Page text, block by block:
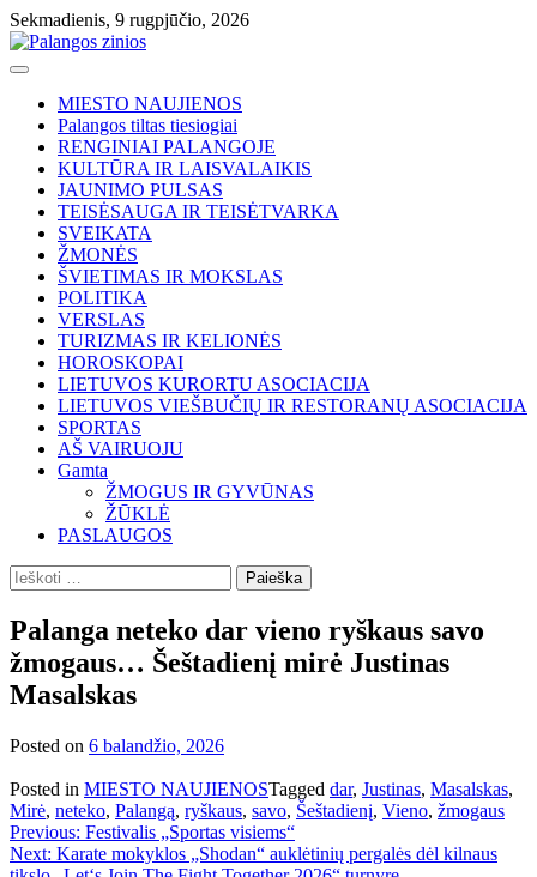
Skip
to
content
Sekmadienis, 9 rugpjūčio, 2026
MIESTO NAUJIENOS
Palangos tiltas tiesiogiai
RENGINIAI PALANGOJE
KULTŪRA IR LAISVALAIKIS
JAUNIMO PULSAS
TEISĖSAUGA IR TEISĖTVARKA
SVEIKATA
ŽMONĖS
ŠVIETIMAS IR MOKSLAS
POLITIKA
VERSLAS
TURIZMAS IR KELIONĖS
HOROSKOPAI
LIETUVOS KURORTU ASOCIACIJA
LIETUVOS VIEŠBUČIŲ IR RESTORANŲ ASOCIACIJA
SPORTAS
AŠ VAIRUOJU
Gamta
ŽMOGUS IR GYVŪNAS
ŽŪKLĖ
PASLAUGOS
Ieškoti:
Palanga neteko dar vieno ryškaus savo
žmogaus… Šeštadienį mirė Justinas
Masalskas
Posted on 6 balandžio, 2026
Posted in MIESTO NAUJIENOSTagged dar, Justinas, Masalskas,
Mirė, neteko, Palangą, ryškaus, savo, Šeštadienį, Vieno, žmogaus
Navigacija
tarp
Previous: Festivalis „Sportas visiems“
Next: Karate mokyklos „Shodan“ auklėtinių pergalės dėl kilnaus